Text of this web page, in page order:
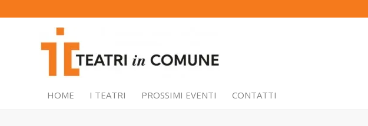
HOME I TEATRI PROSSIMI EVENTI CONTATTI